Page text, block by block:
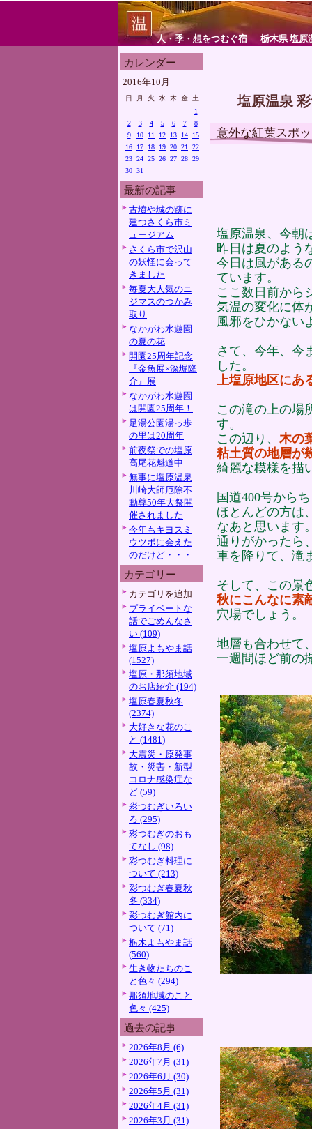
人・季・想をつむぐ宿 ― 栃木県 塩原
カレンダー
2016年10月
日 月 火 水 木 金
土
1
2
3 4 5 6 7
8
9
10 11 12 13 14
15
16
17 18 19 20 21
22
23 24 25 26 27 28 29
30 31
最新の記事
古墳や城の跡に
建つさくら市ミ
ュージアム
さくら市で沢山
の妖怪に会って
きました
毎夏大人気のニ
ジマスのつかみ
取り
なかがわ水遊園
の夏の花
開園25周年記念
『金魚展×深堀隆
介』展
なかがわ水遊園
は開園25周年！
足湯公園湯っ歩
の里は20周年
前夜祭での塩原
高尾花魁道中
無事に塩原温泉
川崎大師厄除不
動尊50年大祭開
催されました
今年もキヨスミ
ウツボに会えた
のだけど・・・
カテゴリー
カテゴリを追加
プライベートな
話でごめんなさ
い (109)
塩原よもやま話
(1527)
塩原・那須地域
のお店紹介 (194)
塩原春夏秋冬
(2374)
大好きな花のこ
と (1481)
大震災・原発事
故・災害・新型
コロナ感染症な
ど (59)
彩つむぎいろい
ろ (295)
彩つむぎのおも
てなし (98)
彩つむぎ料理に
ついて (213)
彩つむぎ春夏秋
冬 (334)
彩つむぎ館内に
ついて (71)
栃木よもやま話
(560)
生き物たちのこ
と色々 (294)
那須地域のこと
色々 (425)
過去の記事
2026年8月 (6)
2026年7月 (31)
2026年6月 (30)
2026年5月 (31)
2026年4月 (31)
2026年3月 (31)
塩原温泉
意外な紅葉スポ
塩原温泉、今朝
昨日は夏のよう
今日は風がある
ています。
ここ数日前から
気温の変化に体
風邪をひかない
さて、今年、今
した。
上塩原地区にあ
この滝の上の場
す。
この辺り、 木の
粘土質の地層が
綺麗な模様を描
国道400号から
ほとんどの方は
なあと思います
通りがかったら
車を降りて、滝
そして、この景
秋にこんなに素
穴場でしょう。
地層も合わせて
一週間ほど前の